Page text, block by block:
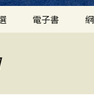
電子書